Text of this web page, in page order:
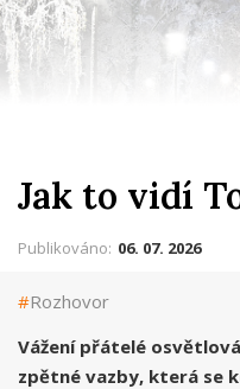
Jak to vidí
Publikováno: 06. 07. 2026
#Rozhovor
Vážení přátelé
zpětné vazby, která se